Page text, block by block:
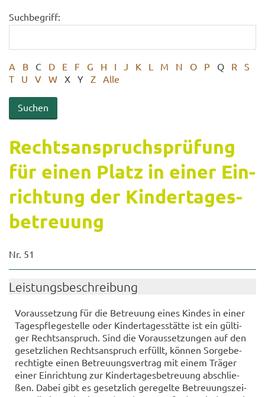
Suchbegriff:
A B C D E F G H I J K L M N O P Q R
S
T
U V W X Y Z Alle
Rechts­an­spruch­s­prü­fung
für einen Platz in einer Ein­
rich­tung der Kin­der­ta­ges­
be­treu­ung
Nr. 51
Leis­tungs­be­schrei­bung
Vor­aus­set­zung für die Be­treu­ung eines Kin­des in einer
Ta­ges­pfle­ge­stel­le oder Kin­der­ta­ges­stät­te ist ein gül­ti­
ger Rechts­an­spruch. Sind die Vor­aus­set­zun­gen auf den
ge­setz­li­chen Rechts­an­spruch er­füllt, kön­nen Sor­ge­be­
rech­tig­te einen Be­treu­ungs­ver­trag mit einem Trä­ger
einer Ein­rich­tung zur Kin­der­ta­ges­be­treu­ung ab­schlie­
ßen. Dabei gibt es ge­setz­lich ge­re­gel­te Be­treu­ungs­zei­